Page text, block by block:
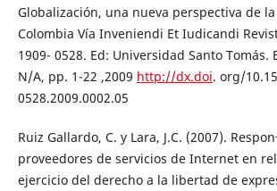
Globalización, una nueva perspectiva de
Colombia Vía Inveniendi Et Iudicandi
1909- 0528. Ed: Universidad Santo Tomás.
N/A, pp. 1-22 ,2009 http://dx.doi. org/
0528.2009.0002.05
Ruiz Gallardo, C. y Lara, J.C. (2007).
proveedores de servicios de Internet en
ejercicio del derecho a la libertad de